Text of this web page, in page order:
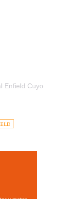
Enfield Cuyo